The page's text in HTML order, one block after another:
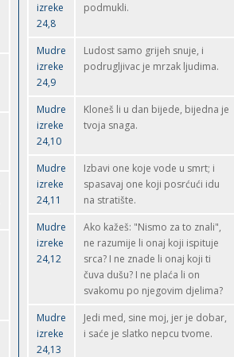
izreke
24,8
podmukli.
Mudre
izreke
24,9
Ludost samo grijeh snuje, i
podrugljivac je mrzak ljudima.
Mudre
izreke
24,10
Kloneš li u dan bijede, bijedna je
tvoja snaga.
Mudre
izreke
24,11
Izbavi one koje vode u smrt; i
spasavaj one koji posrćući idu
na stratište.
Mudre
izreke
24,12
Ako kažeš: "Nismo za to znali",
ne razumije li onaj koji ispituje
srca? I ne znade li onaj koji ti
čuva dušu? I ne plaća li on
svakomu po njegovim djelima?
Mudre
izreke
24,13
Jedi med, sine moj, jer je dobar,
i saće je slatko nepcu tvome.